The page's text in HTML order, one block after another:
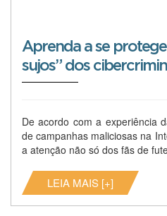
Aprenda a se
sujos” dos
De acordo com a experiência
de campanhas maliciosas na
a atenção não só dos fãs de
LEIA MAIS [+]